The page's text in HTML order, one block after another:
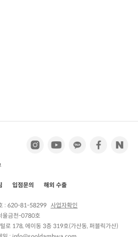
입점문의 해외 수출
: 620-81-58299 사업자확인
울금천-0780호
로 178, 에이동 3층 319호(가산동, 퍼블릭가산)